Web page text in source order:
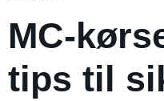
MC-
tips til